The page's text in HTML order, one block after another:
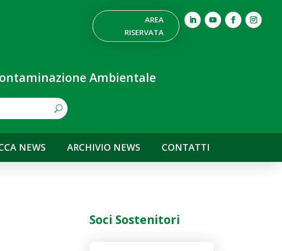
AREA
RISERVATA
Ambientale
NEWS ARCHIVIO NEWS CONTATTI
Soci Sostenitori